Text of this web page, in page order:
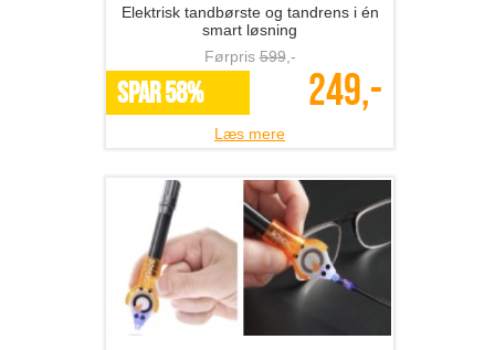
Elektrisk tandbørste og tandrens i én
smart løsning
Førpris599,-
SPAR 58% 249,-
Læs mere